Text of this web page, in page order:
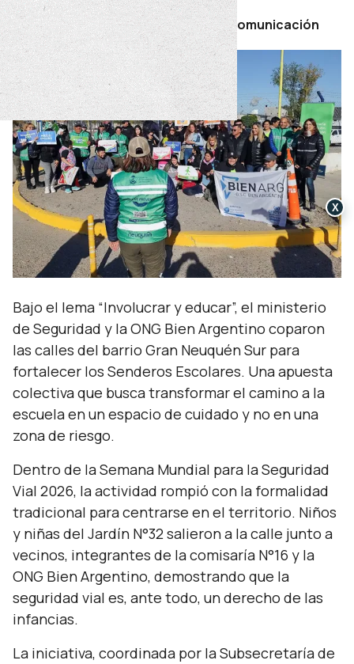
Por Secretaría de Prensa y Comunicación
Bajo el lema “Involucrar y educar”, el ministerio
de Seguridad y la ONG Bien Argentino coparon
las calles del barrio Gran Neuquén Sur para
fortalecer los Senderos Escolares. Una apuesta
colectiva que busca transformar el camino a la
escuela en un espacio de cuidado y no en una
zona de riesgo.
Dentro de la Semana Mundial para la Seguridad
Vial 2026, la actividad rompió con la formalidad
tradicional para centrarse en el territorio. Niños
y niñas del Jardín N°32 salieron a la calle junto a
vecinos, integrantes de la comisaría N°16 y la
ONG Bien Argentino, demostrando que la
seguridad vial es, ante todo, un derecho de las
infancias.
La iniciativa, coordinada por la Subsecretaría de
X